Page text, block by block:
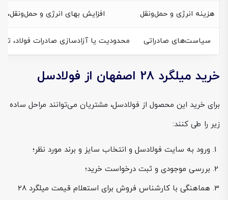
هزینه انرژی و حمل‌ونقل افزایش بهای انرژی و حمل‌ونقل،
سیاست‌های صادراتی محدودیت یا آزادسازی صادرات فولاد،
خرید میلگرد 28 اصفهان از فولادسل
برای خرید این محصول از فولادسل، مشتریان می‌توانند مراحل ساده
زیر را طی کنند:
ورود به سایت فولادسل و انتخاب سایز و برند مورد نظر؛
بررسی موجودی و ثبت درخواست خرید؛
هماهنگی با کارشناس فروش برای استعلام قیمت میلگرد 28